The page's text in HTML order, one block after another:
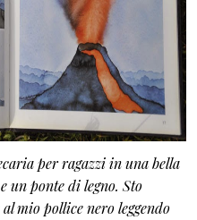
per ragazzi in una bella
un ponte di legno. Sto
mio pollice nero leggendo